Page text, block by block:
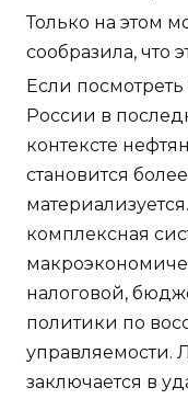
Только на этом
сообразила, что
Если посмотреть
России в
контексте
становится
комплексная
налоговой,
политики по
управляемости.
заключается в